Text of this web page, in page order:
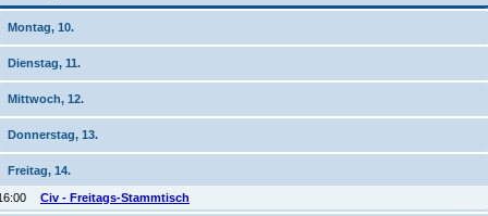
Montag, 10.
Dienstag, 11.
Mittwoch, 12.
Donnerstag, 13.
Freitag, 14.
Civ - Freitags-Stammtisch